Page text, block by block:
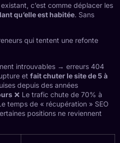
c’est comme déplacer les
qu’elle est habitée. Sans
qui tentent une refonte
introuvables → erreurs 404
et fait chuter le site de 5 à
depuis des années
❌ Le trafic chute de 70% à
temps de « récupération » SEO
positions ne reviennent